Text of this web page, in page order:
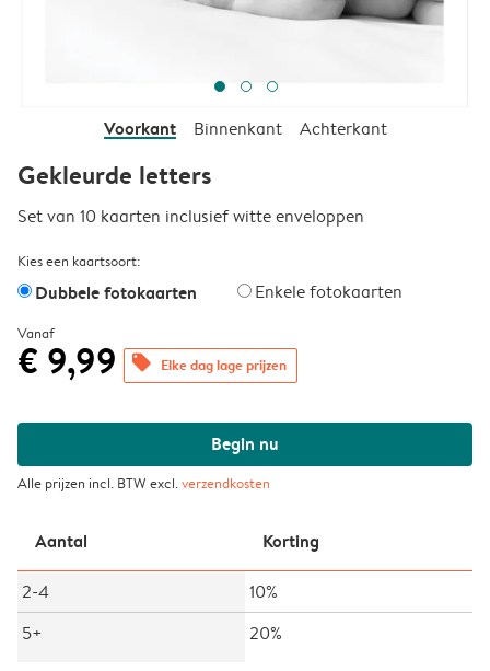
Voorkant Binnenkant Achterkant
Gekleurde letters
Set van 10 kaarten inclusief witte enveloppen
Kies een kaartsoort:
Dubbele fotokaarten Enkele fotokaarten
Vanaf
€ 9,99 offers Elke dag lage prijzen
Begin nu
Alle prijzen incl. BTW excl.verzendkosten
Aantal Korting
2-4
10%
5+
20%